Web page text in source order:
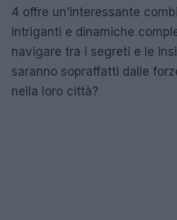
4 offre un’interessante
intriganti e dinamiche
navigare tra i segreti e le
saranno sopraffatti dalle
nella loro città?